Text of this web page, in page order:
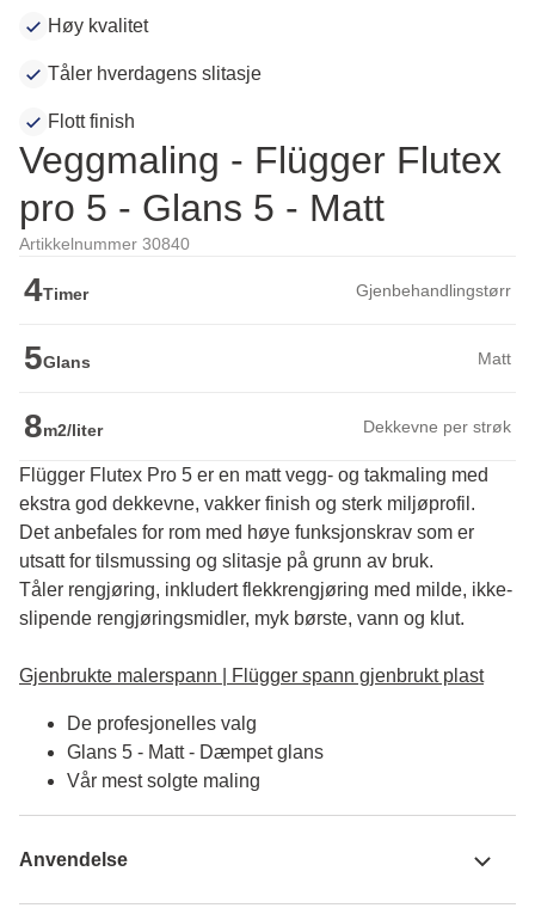
Høy kvalitet
Tåler hverdagens slitasje
Flott finish
Veggmaling - Flügger Flutex
pro 5 - Glans 5 - Matt
Artikkelnummer 30840
4Timer Gjenbehandlingstørr
5Glans Matt
8m2/liter Dekkevne per strøk
Flügger Flutex Pro 5 er en matt vegg- og takmaling med
ekstra god dekkevne, vakker finish og sterk miljøprofil.
Det anbefales for rom med høye funksjonskrav som er
utsatt for tilsmussing og slitasje på grunn av bruk.
Tåler rengjøring, inkludert flekkrengjøring med milde, ikke-
slipende rengjøringsmidler, myk børste, vann og klut.
Gjenbrukte malerspann | Flügger spann gjenbrukt plast
De profesjonelles valg
Glans 5 - Matt - Dæmpet glans
Vår mest solgte maling
Anvendelse